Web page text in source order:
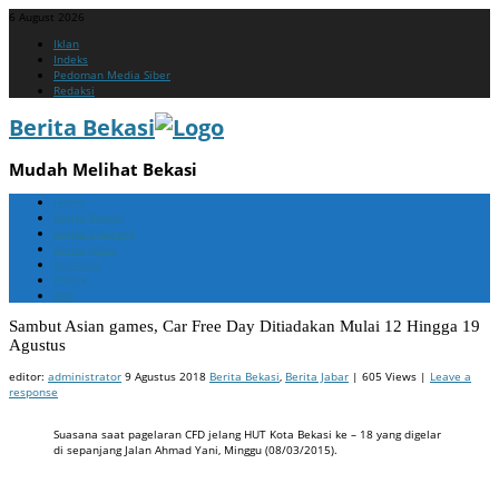
6 August 2026
Menu
content
Iklan
Indeks
Pedoman Media Siber
Redaksi
Berita Bekasi
Mudah Melihat Bekasi
Menu
content
Home
Berita Bekasi
Berita Cikarang
Berita Jabar
Nasional
Politik
ADV
Sambut Asian games, Car Free Day Ditiadakan Mulai 12 Hingga 19
Agustus
editor: administrator 9 Agustus 2018 Berita Bekasi, Berita Jabar | 605 Views | Leave a
response
Suasana saat pagelaran CFD jelang HUT Kota Bekasi ke – 18 yang digelar
di sepanjang Jalan Ahmad Yani, Minggu (08/03/2015).